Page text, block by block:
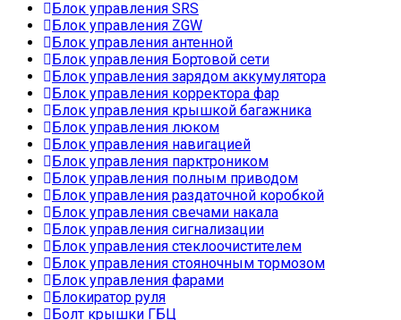
Блок управления SRS
Блок управления ZGW
Блок управления антенной
Блок управления Бортовой сети
Блок управления зарядом аккумулятора
Блок управления корректора фар
Блок управления крышкой багажника
Блок управления люком
Блок управления навигацией
Блок управления парктроником
Блок управления полным приводом
Блок управления раздаточной коробкой
Блок управления свечами накала
Блок управления сигнализации
Блок управления стеклоочистителем
Блок управления стояночным тормозом
Блок управления фарами
Блокиратор руля
Болт крышки ГБЦ